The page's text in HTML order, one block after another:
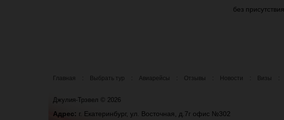
без
Главная : Выбрать тур : Авиарейсы : Отзывы : Новости : Визы :
Джулия-Трэвел © 2026
Адрес: г. Екатеринбург, ул. Восточная, д.7г офис №302